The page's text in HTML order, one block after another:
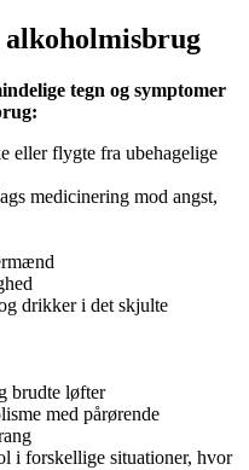
alkoholmisbrug
tegn og symptomer
eller flygte fra ubehagelige
medicinering mod angst,
drikker i det skjulte
brudte løfter
med pårørende
i forskellige situationer, hvor